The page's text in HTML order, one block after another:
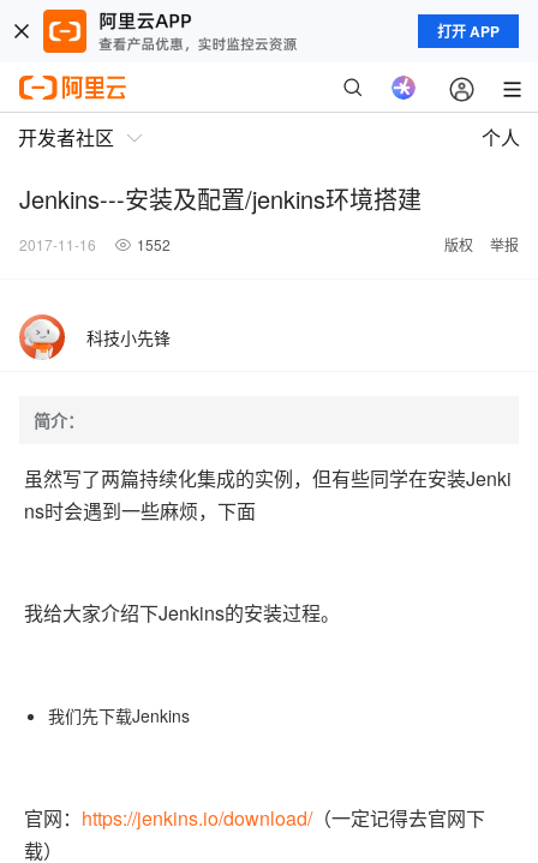
打开 APP
开发者社区 个人
Jenkins---安装及配置/jenkins环境搭建
2017-11-16 1552 版权 举报
科技小先锋
简介：
虽然写了两篇持续化集成的实例，但有些同学在安装Jenki
ns时会遇到一些麻烦，下面
我给大家介绍下Jenkins的安装过程。
我们先下载Jenkins
官网： https://jenkins.io/download/（一定记得去官网下
载）